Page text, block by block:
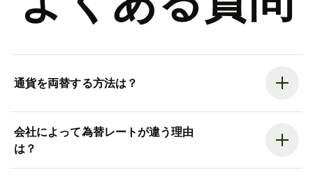
通貨を両替する方法は？
会社によって為替レートが違う理由
は？